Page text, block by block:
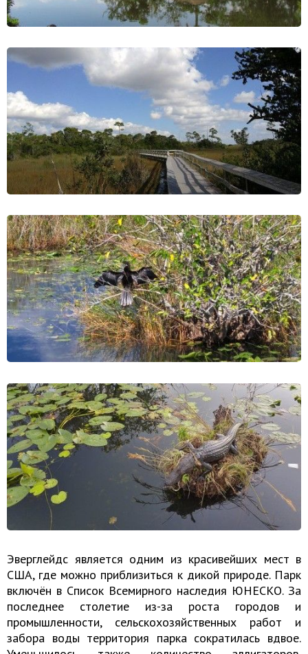
Эверглейдс является одним из красивейших мест в
США, где можно приблизиться к дикой природе. Парк
включён в Список Всемирного наследия ЮНЕСКО. За
последнее столетие из-за роста городов и
промышленности, сельскохозяйственных работ и
забора воды территория парка сократилась вдвое.